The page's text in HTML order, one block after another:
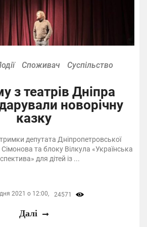
Споживач Суспільство
з театрів Дніпра
новорічну
казку
депутата Дніпропетровської
та блоку Вілкула «Українська
для дітей із ...
2021 о 12:00, 24571
Далі